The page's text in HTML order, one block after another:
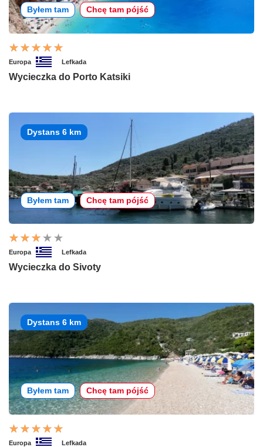
Byłem tam Chcę tam pójść
Europa Lefkada
Wycieczka do Porto Katsiki
Dystans 6 km
Byłem tam Chcę tam pójść
Europa Lefkada
Wycieczka do Sivoty
Dystans 6 km
Byłem tam Chcę tam pójść
Europa Lefkada